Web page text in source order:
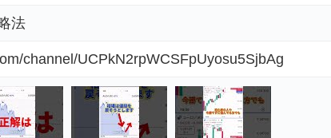
法
channel/UCPkN2rpWCSFpUyosu5SjbAg